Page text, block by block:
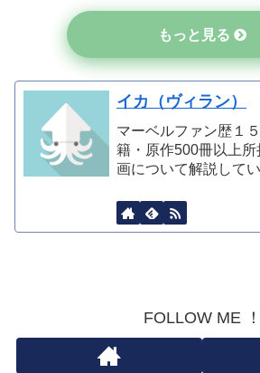
もっと見る
イカ（ヴィラン）
マーベルファン歴１
籍・原作500冊以上
画について解説して
FOLLOW ME ！